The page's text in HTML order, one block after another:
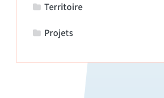
Territoire
Projets